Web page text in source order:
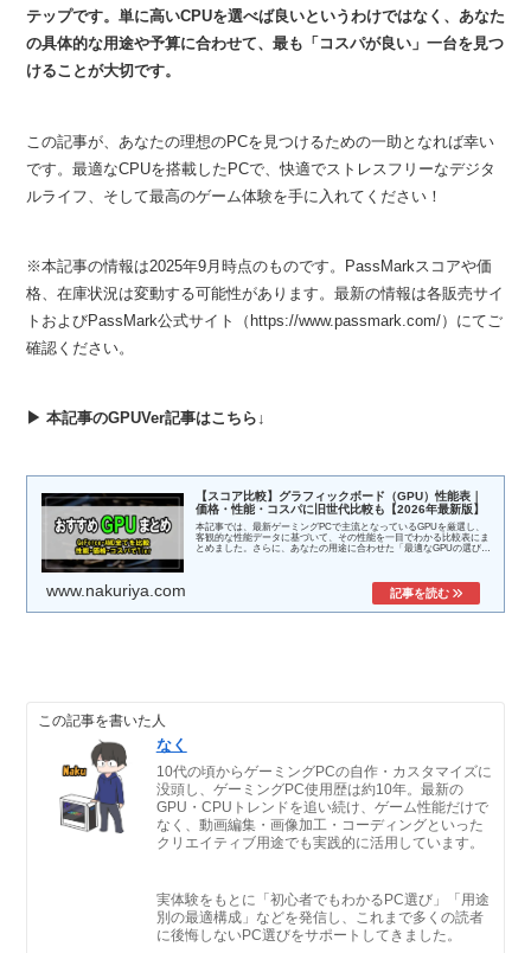
テップです。単に高いCPUを選べば良いというわけではなく、あなた
の具体的な用途や予算に合わせて、最も「コスパが良い」一台を見つ
けることが大切です。
この記事が、あなたの理想のPCを見つけるための一助となれば幸い
です。最適なCPUを搭載したPCで、快適でストレスフリーなデジタ
ルライフ、そして最高のゲーム体験を手に入れてください！
※本記事の情報は2025年9月時点のものです。PassMarkスコアや価
格、在庫状況は変動する可能性があります。最新の情報は各販売サイ
トおよびPassMark公式サイト（https://www.passmark.com/）にてご
確認ください。
▶ 本記事のGPUVer記事はこちら↓
【スコア比較】グラフィックボード（GPU）性能表｜
価格・性能・コスパに旧世代比較も【2026年最新版】
本記事では、最新ゲーミングPCで主流となっているGPUを厳選し、
客観的な性能データに基づいて、その性能を一目でわかる比較表にま
とめました。さらに、あなたの用途に合わせた「最適なGPUの選び
www.nakuriya.com
この記事を書いた人
なく
10代の頃からゲーミングPCの自作・カスタマイズに
没頭し、ゲーミングPC使用歴は約10年。最新の
GPU・CPUトレンドを追い続け、ゲーム性能だけで
なく、動画編集・画像加工・コーディングといった
クリエイティブ用途でも実践的に活用しています。
実体験をもとに「初心者でもわかるPC選び」「用途
別の最適構成」などを発信し、これまで多くの読者
に後悔しないPC選びをサポートしてきました。